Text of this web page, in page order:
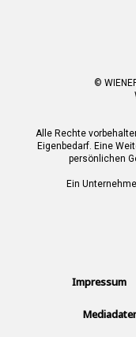
©
Alle Rechte
Eigenbedarf. Eine
persönlichen
Ein
Impressum